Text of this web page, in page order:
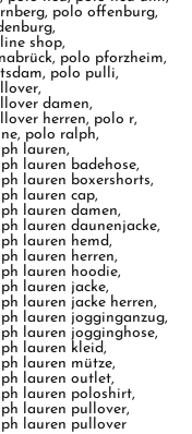
, polo offenburg,
,
shop,
, polo pforzheim,
, polo pulli,
,
damen,
herren, polo r,
, polo ralph,
lauren,
lauren badehose,
lauren boxershorts,
lauren cap,
lauren damen,
lauren daunenjacke,
lauren hemd,
lauren herren,
lauren hoodie,
lauren jacke,
lauren jacke herren,
lauren jogginganzug,
lauren jogginghose,
lauren kleid,
lauren mütze,
lauren outlet,
lauren poloshirt,
lauren pullover,
lauren pullover